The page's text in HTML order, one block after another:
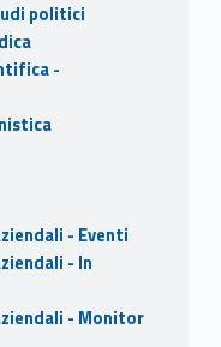
politici
-
- Eventi
- In
- Monitor